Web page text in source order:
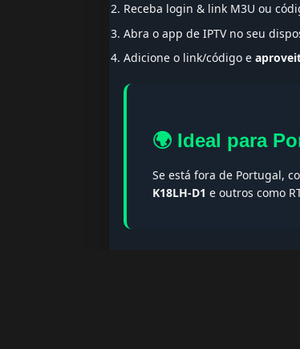
Receba login & link M3U ou
Abra o app de IPTV no seu
Adicione o link/código e
🌍 Ideal para
Se está fora de Portugal,
K18LH-D1 e outros como